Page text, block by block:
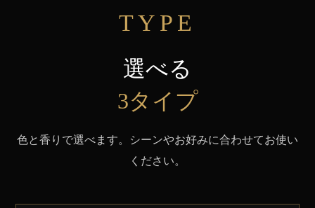
TYPE
選べる
3タイプ
色と香りで選べます。シーンやお好みに合わせてお使い
ください。